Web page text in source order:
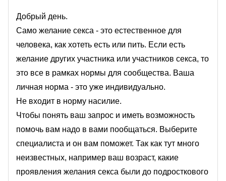
Добрый день.
Само желание секса - это естественное для
человека, как хотеть есть или пить. Если есть
желание других участника или участников секса, то
это все в рамках нормы для сообщества. Ваша
личная норма - это уже индивидуально.
Не входит в норму насилие.
Чтобы понять ваш запрос и иметь возможность
помочь вам надо в вами пообщаться. Выберите
специалиста и он вам поможет. Так как тут много
неизвестных, например ваш возраст, какие
проявления желания секса были до подросткового